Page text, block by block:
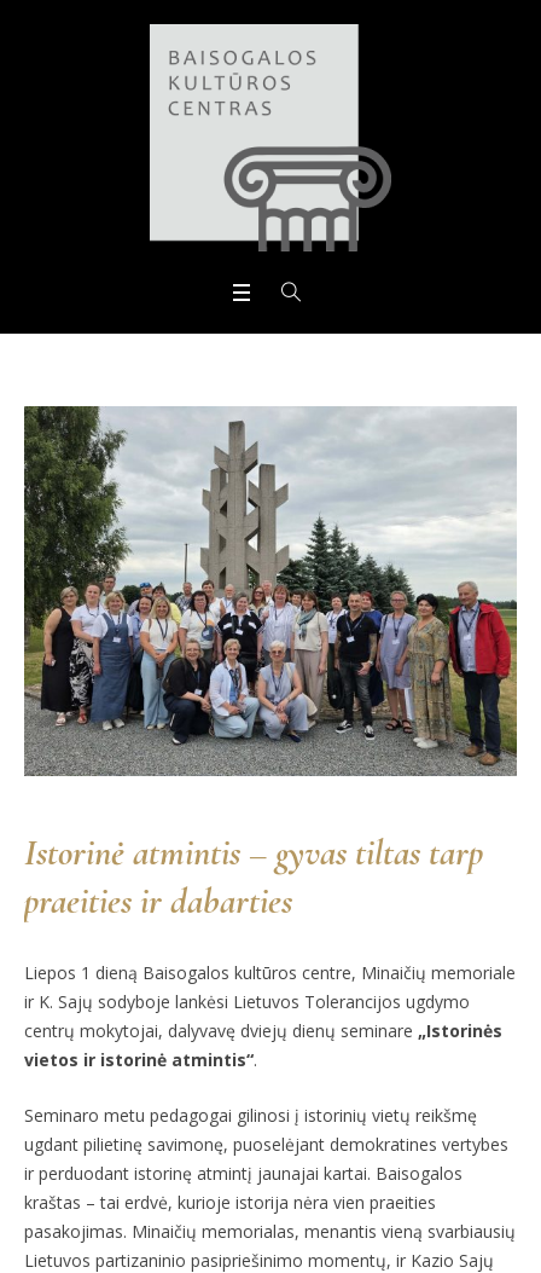
Istorinė atmintis – gyvas tiltas tarp
praeities ir dabarties
Liepos 1 dieną Baisogalos kultūros centre, Minaičių memoriale
ir K. Sajų sodyboje lankėsi Lietuvos Tolerancijos ugdymo
centrų mokytojai, dalyvavę dviejų dienų seminare „Istorinės
vietos ir istorinė atmintis“.
Seminaro metu pedagogai gilinosi į istorinių vietų reikšmę
ugdant pilietinę savimonę, puoselėjant demokratines vertybes
ir perduodant istorinę atmintį jaunajai kartai. Baisogalos
kraštas – tai erdvė, kurioje istorija nėra vien praeities
pasakojimas. Minaičių memorialas, menantis vieną svarbiausių
Lietuvos partizaninio pasipriešinimo momentų, ir Kazio Sajų